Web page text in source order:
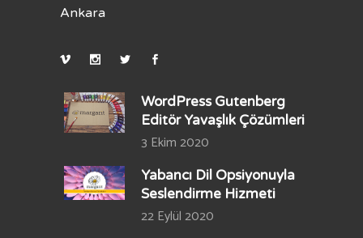
Ankara
WordPress Gutenberg
Editör Yavaşlık Çözümleri
3 Ekim 2020
Yabancı Dil Opsiyonuyla
Seslendirme Hizmeti
22 Eylül 2020